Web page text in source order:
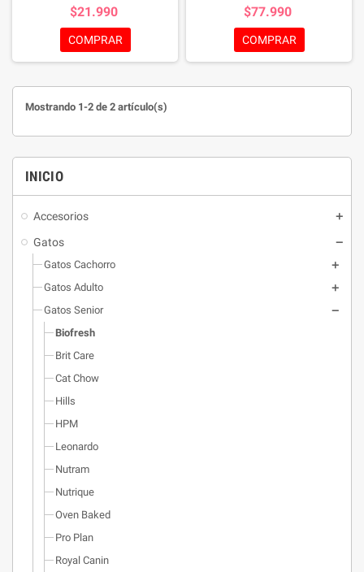
INICIO
Accesorios
Gatos
Gatos Cachorro
Gatos Adulto
Gatos Senior
Biofresh
Brit Care
Cat Chow
Hills
HPM
Leonardo
Nutram
Nutrique
Oven Baked
Pro Plan
Royal Canin
carbohidratos altos. Promueve
piel, pelaje, salud dental y
digestión. Refuerza sistema
masa magra, salud urinaria y
cognitiva. Croquetas fáciles de
$21.990
COMPRAR
carbohidratos altos. Promueve
piel, pelaje, salud dental y
digestión. Refuerza sistema
masa magra, salud urinaria y
$77.990
COMPRAR
Mostrando 1-2 de 2 artículo(s)